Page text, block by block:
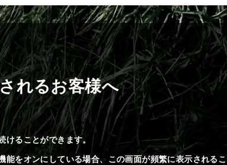
れるお客様へ
けることができます。
能をオンにしている場合、この画面が頻繁に表示されるこ